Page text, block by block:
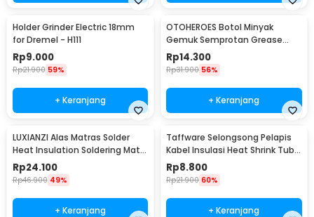
Holder Grinder Electric 18mm
for Dremel - H111
Rp9.000
Rp21.900 59%
+ Keranjang
OTOHEROES Botol Minyak
Gemuk Semprotan Grease
Gun 250ml - Q001
Rp14.300
Rp31.900 56%
+ Keranjang
LUXIANZI Alas Matras Solder
Heat Insulation Soldering Mat
340x230mm - S-120B
Rp24.100
Rp46.900 49%
+ Keranjang
Taffware Selongsong Pelapis
Kabel Insulasi Heat Shrink Tube
127 PCS - RSG-AHZ
Rp8.800
Rp21.900 60%
+ Keranjang